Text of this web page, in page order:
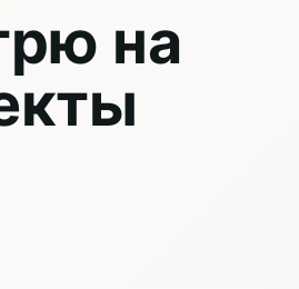
на